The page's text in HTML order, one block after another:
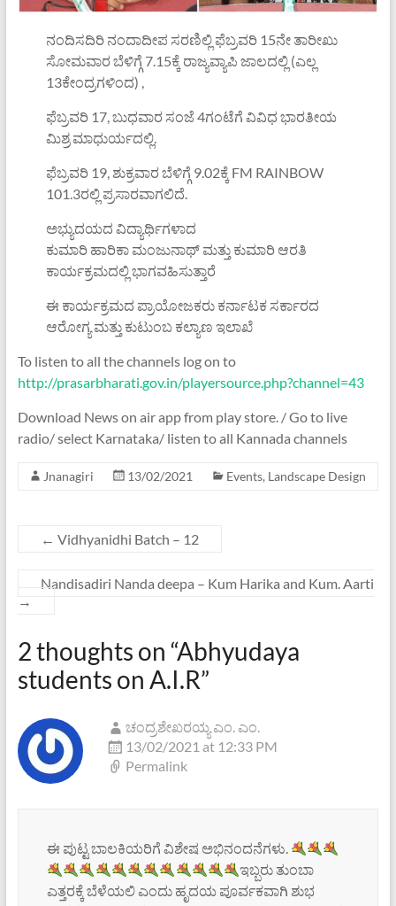
ನಂದಿಸದಿರಿ ನಂದಾದೀಪ ಸರಣಿಲ್ಲಿ ಫೆಬ್ರವರಿ 15ನೇ ತಾರೀಖು
ಸೋಮವಾರ ಬೆಳಿಗ್ಗೆ 7.15ಕ್ಕೆ ರಾಜ್ಯವ್ಯಾಪಿ ಜಾಲದಲ್ಲಿ (ಎಲ್ಲ
13ಕೇಂದ್ರಗಳಿಂದ) ,
ಫೆಬ್ರವರಿ 17, ಬುಧವಾರ ಸಂಜೆ 4ಗಂಟೆಗೆ ವಿವಿಧ ಭಾರತೀಯ
ಮಿಶ್ರ ಮಾಧುರ್ಯದಲ್ಲಿ.
ಫೆಬ್ರವರಿ 19, ಶುಕ್ರವಾರ ಬೆಳಿಗ್ಗೆ 9.02ಕ್ಕೆ FM RAINBOW
101.3ರಲ್ಲಿ ಪ್ರಸಾರವಾಗಲಿದೆ.
ಅಭ್ಯುದಯದ ವಿದ್ಯಾರ್ಥಿಗಳಾದ
ಕುಮಾರಿ ಹಾರಿಕಾ ಮಂಜುನಾಥ್ ಮತ್ತು ಕುಮಾರಿ ಆರತಿ
ಕಾರ್ಯಕ್ರಮದಲ್ಲಿ ಭಾಗವಹಿಸುತ್ತಾರೆ
ಈ ಕಾರ್ಯಕ್ರಮದ ಪ್ರಾಯೋಜಕರು ಕರ್ನಾಟಕ ಸರ್ಕಾರದ
ಆರೋಗ್ಯ ಮತ್ತು ಕುಟುಂಬ ಕಲ್ಯಾಣ ಇಲಾಖೆ
To listen to all the channels log on to
http://prasarbharati.gov.in/playersource.php?channel=43
Download News on air app from play store. / Go to live
radio/ select Karnataka/ listen to all Kannada channels
Jnanagiri 13/02/2021 Events, Landscape Design
← Vidhyanidhi Batch – 12
Nandisadiri Nanda deepa – Kum Harika and Kum. Aarti
→
2 thoughts on “Abhyudaya
students on A.I.R”
ಚಂದ್ರಶೇಖರಯ್ಯ ಎಂ. ಎಂ.
13/02/2021 at 12:33 PM
Permalink
ಈ ಪುಟ್ಟ ಬಾಲಕಿಯರಿಗೆ ವಿಶೇಷ ಅಭಿನಂದನೆಗಳು.
ಇಬ್ಬರು ತುಂಬಾ
ಎತ್ತರಕ್ಕೆ ಬೆಳೆಯಲಿ ಎಂದು ಹೃದಯ ಪೂರ್ವಕವಾಗಿ ಶುಭ